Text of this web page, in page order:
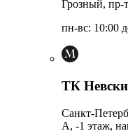
Грозный, пр-
пн-вс: 10:00
ТК
Санкт-
А, -1 этаж,